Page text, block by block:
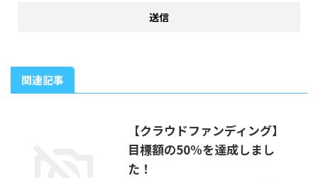
関連記事
【クラウドファンディング】
目標額の50%を達成しまし
た！